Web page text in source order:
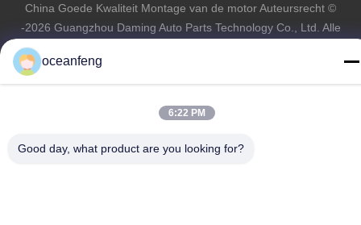
China Goede Kwaliteit Montage van de motor Auteursrecht ©
-2026 Guangzhou Daming Auto Parts Technology Co., Ltd. Alle
oceanfeng
6:22 PM
Good day, what product are you looking for?